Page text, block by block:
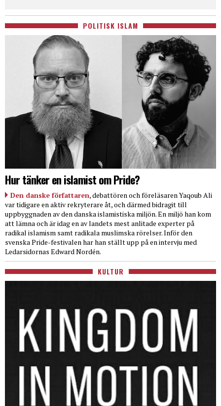
POLITISK ISLAM
Hur tänker en islamist om Pride?
Den danske författaren, debattören och föreläsaren Yaqoub Ali
var tidigare en aktiv rekryterare åt, och därmed bidragit till
uppbyggnaden av den danska islamistiska miljön. En miljö han kom
att lämna och är idag en av landets mest anlitade experter på
radikal islamism samt radikala muslimska rörelser. Inför den
svenska Pride-festivalen har han ställt upp på en intervju med
Ledarsidornas Edward Nordén.
KULTUR